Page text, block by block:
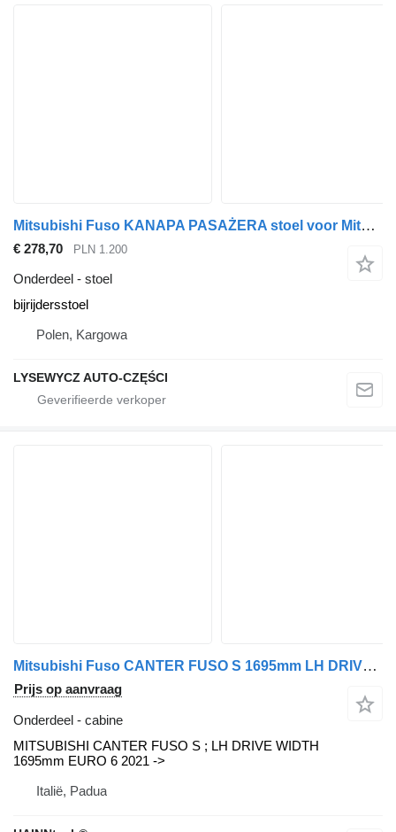
Mitsubishi Fuso KANAPA PASAŻERA stoel voor Mitsubishi Fuso CANTER 7C15 vrachtwagen
€ 278,70 PLN 1.200
Onderdeel - stoel
bijrijdersstoel
Polen, Kargowa
LYSEWYCZ AUTO-CZĘŚCI
Mitsubishi Fuso CANTER FUSO S 1695mm LH DRIVE EURO 6 2021-> MITSUBISHI cabine voor Mitsubishi Fuso vrachtwagen
Prijs op aanvraag
Onderdeel - cabine
MITSUBISHI CANTER FUSO S ; LH DRIVE WIDTH
1695mm EURO 6 2021 ->
Italië, Padua